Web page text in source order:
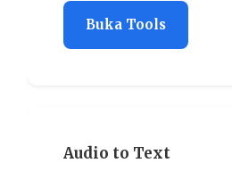
Buka Tools
Audio to Text